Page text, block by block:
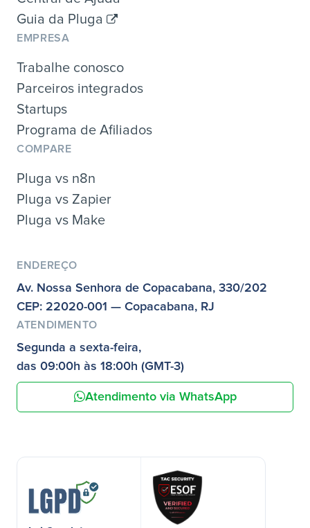
Guia da Pluga
EMPRESA
Trabalhe conosco
Parceiros integrados
Startups
Programa de Afiliados
COMPARE
Pluga vs n8n
Pluga vs Zapier
Pluga vs Make
ENDEREÇO
Av. Nossa Senhora de Copacabana, 330/202
CEP: 22020-001 — Copacabana, RJ
ATENDIMENTO
Segunda a sexta-feira,
das 09:00h às 18:00h (GMT-3)
Atendimento via WhatsApp